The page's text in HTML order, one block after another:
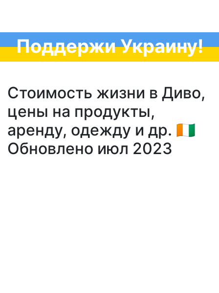
Поддержи Украину!
Стоимость жизни в Диво,
цены на продукты,
аренду, одежду и др. 🇨🇮
Обновлено июл 2023